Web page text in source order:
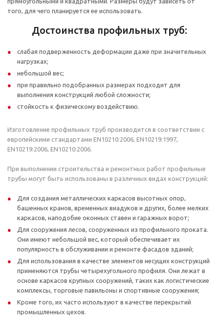
того, для чего планируется ее использовать.
Достоинства профильных труб:
слабая подверженность деформации даже при значительных
нагрузках;
небольшой вес;
при правильно подобранных размерах подходит для
выполнения конструкций любой сложности;
стойкость к физическому воздействию.
Изготовление профильных труб производится в соответствии с
европейскими стандартами EN10210:2006, EN10219:1997,
EN10219:2006, EN10210:2006.
При выполнении строительства и ремонтных работ профильные
трубы могут быть использованы в различных видах конструкций:
Для создания металлических каркасов высотных опор,
башенных кранов, временных виадуков и других, более мелких
каркасов, наподобие оконных ставен и гаражных ворот;
Для сооружения лесов, сооруженных из профильного проката.
Они имеют небольшой вес, который обеспечивает их
популярность в обслуживании и ремонте фасадов зданий;
Для использования в качестве элементов несущих конструкций
применяются трубы четырехугольного профиля. Они лежат в
основе каркасов крупных сооружений, таких как логистические
комплексы, торговые павильоны и спортивные сооружения;
Кроме того, их часто используют в качестве перекрытий
промышленных цехов.